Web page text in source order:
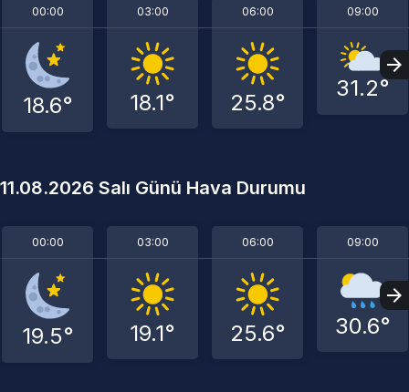
00:00
18.6°
03:00
18.1°
06:00
25.8°
09:00
31.2°
11.08.2026 Salı Günü Hava Durumu
00:00
19.5°
03:00
19.1°
06:00
25.6°
09:00
30.6°